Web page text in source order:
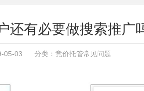
还有必要做搜索推广
05-03 分类： 竞价托管常见问题